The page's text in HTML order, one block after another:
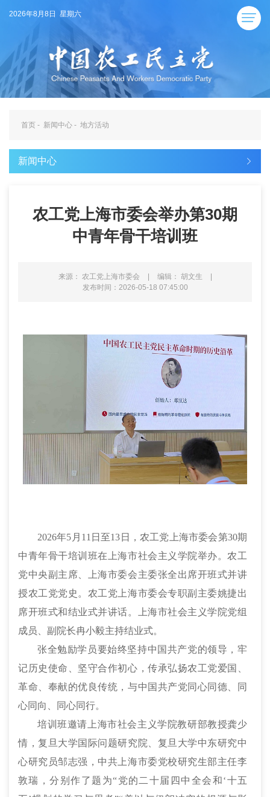
2026年8月8日 星期六
首页 - 新闻中心 - 地方活动
新闻中心
农工党上海市委会举办第30期
中青年骨干培训班
来源： 农工党上海市委会 | 编辑： 胡文生
|
发布时间：2026-05-18 07:45:00
2026年5月11日至13日，农工党上海市委会第30期
中青年骨干培训班在上海市社会主义学院举办。农工
党中央副主席、上海市委会主委张全出席开班式并讲
授农工党党史。农工党上海市委会专职副主委姚捷出
席开班式和结业式并讲话。上海市社会主义学院党组
成员、副院长冉小毅主持结业式。
张全勉励学员要始终坚持中国共产党的领导，牢
记历史使命、坚守合作初心，传承弘扬农工党爱国、
革命、奉献的优良传统，与中国共产党同心同德、同
心同向、同心同行。
培训班邀请上海市社会主义学院教研部教授龚少
情，复旦大学国际问题研究院、复旦大学中东研究中
心研究员邹志强，中共上海市委党校研究生部主任李
敦瑞，分别作了题为“党的二十届四中全会和‘十五